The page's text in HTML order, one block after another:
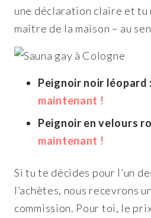
une déclaration claire et tu
maître de la maison – au
Peignoir noir léopard :
maintenant !
Peignoir en velours
maintenant !
Si tu te décides pour l’un
l’achètes, nous recevrons
commission. Pour toi, le